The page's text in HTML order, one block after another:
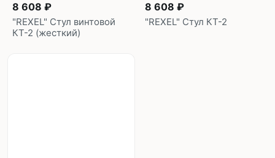
8 608 ₽
"REXEL" Стул винтовой
КТ-2 (жесткий)
8 608 ₽
"REXEL" Стул КТ-2